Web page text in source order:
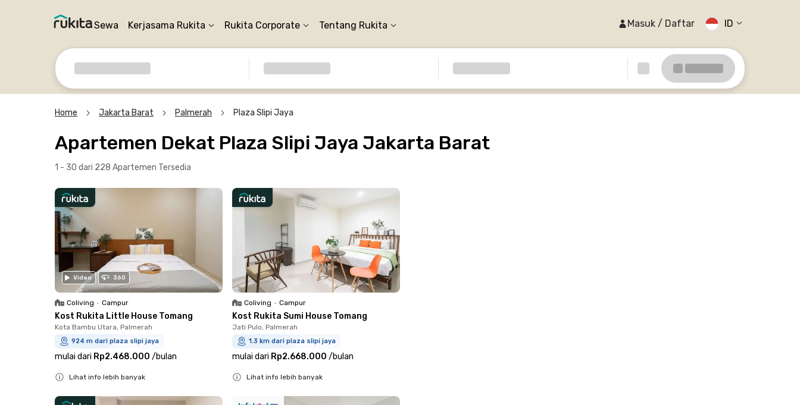
Sewa Kerjasama Rukita Rukita Corporate Tentang Rukita Masuk / Daftar ID
Home Jakarta Barat Palmerah Plaza Slipi Jaya
Apartemen Dekat Plaza Slipi Jaya Jakarta Barat
1 - 30 dari 228 Apartemen Tersedia
Video 360
Coliving • Campur
Kost Rukita Little House Tomang
Kota Bambu Utara, Palmerah
924 m dari plaza slipi jaya
mulai dari Rp2.468.000 /bulan
Lihat info lebih banyak
Coliving • Campur
Kost Rukita Sumi House Tomang
Jati Pulo, Palmerah
1.3 km dari plaza slipi jaya
mulai dari Rp2.668.000 /bulan
Lihat info lebih banyak